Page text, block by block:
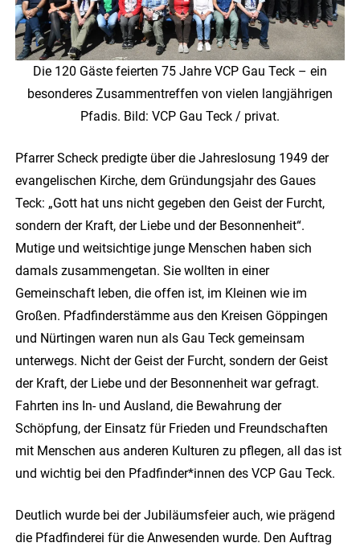
Die 120 Gäste feierten 75 Jahre VCP Gau Teck – ein
besonderes Zusammentreffen von vielen langjährigen
Pfadis. Bild: VCP Gau Teck / privat.
Pfarrer Scheck predigte über die Jahreslosung 1949 der
evangelischen Kirche, dem Gründungsjahr des Gaues
Teck: „Gott hat uns nicht gegeben den Geist der Furcht,
sondern der Kraft, der Liebe und der Besonnenheit“.
Mutige und weitsichtige junge Menschen haben sich
damals zusammengetan. Sie wollten in einer
Gemeinschaft leben, die offen ist, im Kleinen wie im
Großen. Pfadfinderstämme aus den Kreisen Göppingen
und Nürtingen waren nun als Gau Teck gemeinsam
unterwegs. Nicht der Geist der Furcht, sondern der Geist
der Kraft, der Liebe und der Besonnenheit war gefragt.
Fahrten ins In- und Ausland, die Bewahrung der
Schöpfung, der Einsatz für Frieden und Freundschaften
mit Menschen aus anderen Kulturen zu pflegen, all das ist
und wichtig bei den Pfadfinder*innen des VCP Gau Teck.
Deutlich wurde bei der Jubiläumsfeier auch, wie prägend
die Pfadfinderei für die Anwesenden wurde. Den Auftrag